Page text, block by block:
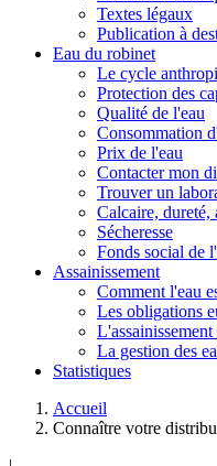
Textes légaux
Publication à
Eau du robinet
Le cycle
Protection des
Qualité de l'eau
Consommation
Prix de l'eau
Contacter mon
Trouver un
Calcaire, dureté,
Sécheresse
Fonds social de
Assainissement
Comment l'eau
Les obligations
La gestion des
Statistiques
Accueil
Connaître votre